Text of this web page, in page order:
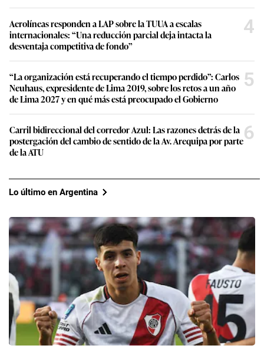
Aerolíneas responden a LAP sobre la TUUA a escalas
internacionales: “Una reducción parcial deja intacta la
desventaja competitiva de fondo”
4
“La organización está recuperando el tiempo perdido”: Carlos
Neuhaus, expresidente de Lima 2019, sobre los retos a un año
de Lima 2027 y en qué más está preocupado el Gobierno
5
Carril bidireccional del corredor Azul: Las razones detrás de la
postergación del cambio de sentido de la Av. Arequipa por parte
de la ATU
6
Lo último en Argentina